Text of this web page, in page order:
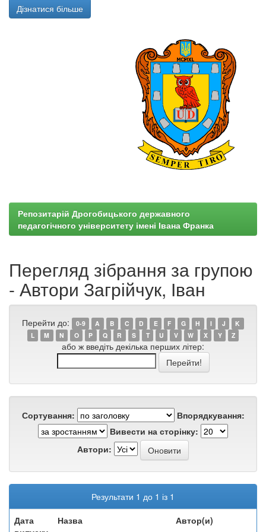
Дізнатися більше
Репозитарій Дрогобицького державного
педагогічного університету імені Івана Франка
Перегляд зібрання за групою
- Автори Загрійчук, Іван
Перейти до: 0-9 A B C D E F G H I J
K
L
M N O P Q R S T U V W X Y Z
або ж введіть декілька перших літер:
Сортування:
Впорядкування:
Вивести на сторінку:
Автори:
Результати 1 до 1 із 1
Дата
Назва Автор(и)